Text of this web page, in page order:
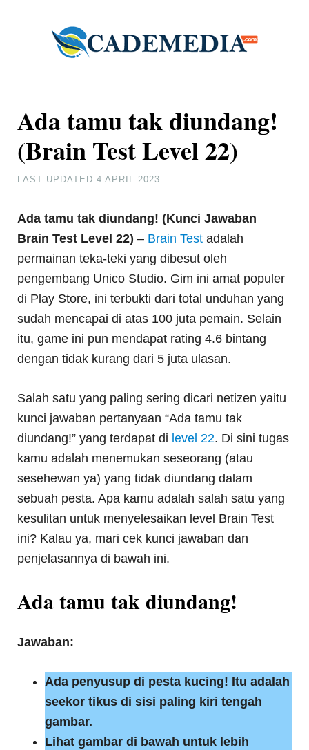
Ada tamu tak diundang!
(Brain Test Level 22)
LAST UPDATED4 APRIL 2023
Ada tamu tak diundang! (Kunci Jawaban
Brain Test Level 22) – Brain Test adalah
permainan teka-teki yang dibesut oleh
pengembang Unico Studio. Gim ini amat populer
di Play Store, ini terbukti dari total unduhan yang
sudah mencapai di atas 100 juta pemain. Selain
itu, game ini pun mendapat rating 4.6 bintang
dengan tidak kurang dari 5 juta ulasan.
Salah satu yang paling sering dicari netizen yaitu
kunci jawaban pertanyaan “Ada tamu tak
diundang!” yang terdapat di level 22. Di sini tugas
kamu adalah menemukan seseorang (atau
sesehewan ya) yang tidak diundang dalam
sebuah pesta. Apa kamu adalah salah satu yang
kesulitan untuk menyelesaikan level Brain Test
ini? Kalau ya, mari cek kunci jawaban dan
penjelasannya di bawah ini.
Ada tamu tak diundang!
Jawaban:
Ada penyusup di pesta kucing! Itu adalah
seekor tikus di sisi paling kiri tengah
gambar.
Lihat gambar di bawah untuk lebih